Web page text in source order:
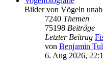
Bilder von Vögeln
7240 Themen
75198 Beiträge
Letzter Beitrag
von Benjamin
6. Aug 2026,